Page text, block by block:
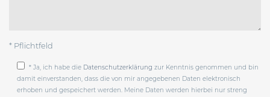
* Pflichtfeld
* Ja, ich habe die Datenschutzerklärung zur Kenntnis genommen und bin
damit einverstanden, dass die von mir angegebenen Daten elektronisch
erhoben und gespeichert werden. Meine Daten werden hierbei nur streng